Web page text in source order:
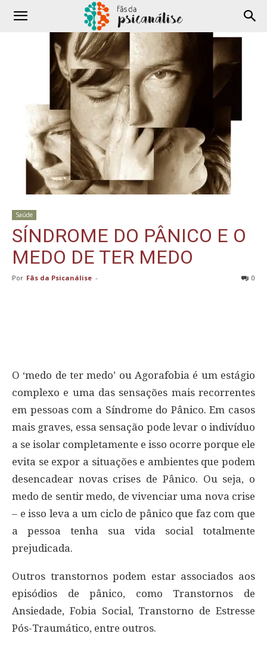
Saúde
SÍNDROME DO PÂNICO E O
MEDO DE TER MEDO
Por Fãs da Psicanálise - 0
O ‘medo de ter medo’ ou Agorafobia é um estágio
complexo e uma das sensações mais recorrentes
em pessoas com a Síndrome do Pânico. Em casos
mais graves, essa sensação pode levar o indivíduo
a se isolar completamente e isso ocorre porque ele
evita se expor a situações e ambientes que podem
desencadear novas crises de Pânico. Ou seja, o
medo de sentir medo, de vivenciar uma nova crise
– e isso leva a um ciclo de pânico que faz com que
a pessoa tenha sua vida social totalmente
prejudicada.
Outros transtornos podem estar associados aos
episódios de pânico, como Transtornos de
Ansiedade, Fobia Social, Transtorno de Estresse
Pós-Traumático, entre outros.